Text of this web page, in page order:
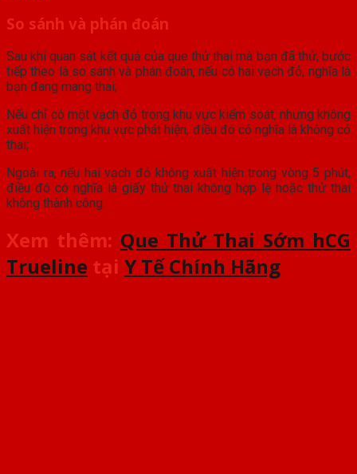
So sánh và phán đoán
Sau khi quan sát kết quả của que thử thai mà bạn đã thử, bước
tiếp theo là so sánh và phán đoán, nếu có hai vạch đỏ, nghĩa là
bạn đang mang thai;
Nếu chỉ có một vạch đỏ trong khu vực kiểm soát, nhưng không
xuất hiện trong khu vực phát hiện, điều đó có nghĩa là không có
thai;
Ngoài ra, nếu hai vạch đỏ không xuất hiện trong vòng 5 phút,
điều đó có nghĩa là giấy thử thai không hợp lệ hoặc thử thai
không thành công.
Xem thêm: Que Thử Thai Sớm hCG
Trueline tại Y Tế Chính Hãng